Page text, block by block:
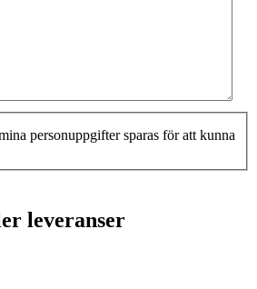
personuppgifter sparas för att kunna
leveranser